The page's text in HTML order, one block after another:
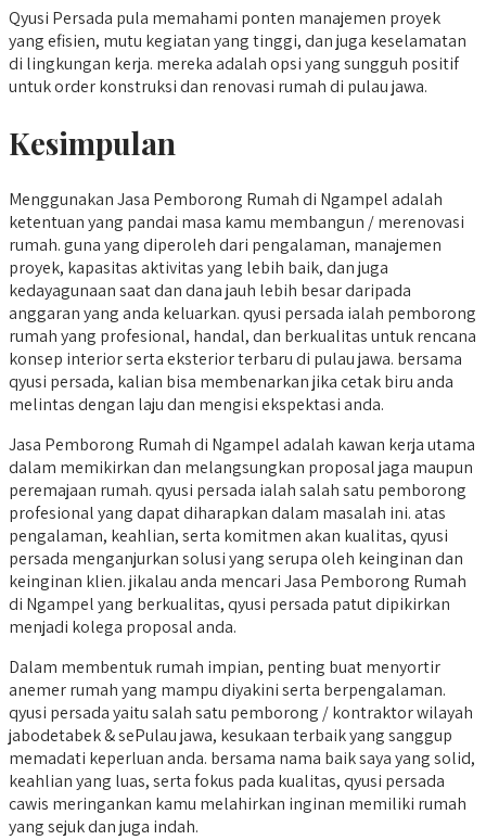
Qyusi Persada pula memahami ponten manajemen proyek
yang efisien, mutu kegiatan yang tinggi, dan juga keselamatan
di lingkungan kerja. mereka adalah opsi yang sungguh positif
untuk order konstruksi dan renovasi rumah di pulau jawa.
Kesimpulan
Menggunakan Jasa Pemborong Rumah di Ngampel adalah
ketentuan yang pandai masa kamu membangun / merenovasi
rumah. guna yang diperoleh dari pengalaman, manajemen
proyek, kapasitas aktivitas yang lebih baik, dan juga
kedayagunaan saat dan dana jauh lebih besar daripada
anggaran yang anda keluarkan. qyusi persada ialah pemborong
rumah yang profesional, handal, dan berkualitas untuk rencana
konsep interior serta eksterior terbaru di pulau jawa. bersama
qyusi persada, kalian bisa membenarkan jika cetak biru anda
melintas dengan laju dan mengisi ekspektasi anda.
Jasa Pemborong Rumah di Ngampel adalah kawan kerja utama
dalam memikirkan dan melangsungkan proposal jaga maupun
peremajaan rumah. qyusi persada ialah salah satu pemborong
profesional yang dapat diharapkan dalam masalah ini. atas
pengalaman, keahlian, serta komitmen akan kualitas, qyusi
persada menganjurkan solusi yang serupa oleh keinginan dan
keinginan klien. jikalau anda mencari Jasa Pemborong Rumah
di Ngampel yang berkualitas, qyusi persada patut dipikirkan
menjadi kolega proposal anda.
Dalam membentuk rumah impian, penting buat menyortir
anemer rumah yang mampu diyakini serta berpengalaman.
qyusi persada yaitu salah satu pemborong / kontraktor wilayah
jabodetabek & sePulau jawa, kesukaan terbaik yang sanggup
memadati keperluan anda. bersama nama baik saya yang solid,
keahlian yang luas, serta fokus pada kualitas, qyusi persada
cawis meringankan kamu melahirkan inginan memiliki rumah
yang sejuk dan juga indah.